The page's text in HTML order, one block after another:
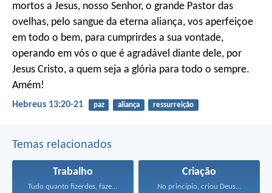
mortos a Jesus, nosso Senhor, o grande Pastor das
ovelhas, pelo sangue da eterna aliança, vos aperfeiçoe
em todo o bem, para cumprirdes a sua vontade,
operando em vós o que é agradável diante dele, por
Jesus Cristo, a quem seja a glória para todo o sempre.
Amém!
Hebreus 13:20-21 paz aliança ressurreição
Temas relacionados
Trabalho
Tudo quanto fizerdes, fazei-o...
Criação
No princípio, criou Deus...